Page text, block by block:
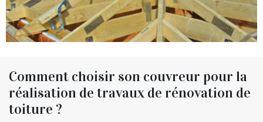
Comment choisir son couvreur pour la
réalisation de travaux de rénovation de
toiture ?